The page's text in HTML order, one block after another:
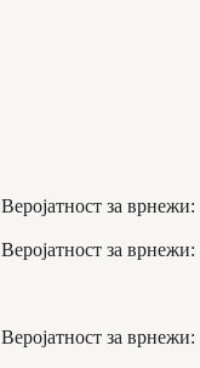
Веројатност за врнежи:
Веројатност за врнежи:
Веројатност за врнежи: